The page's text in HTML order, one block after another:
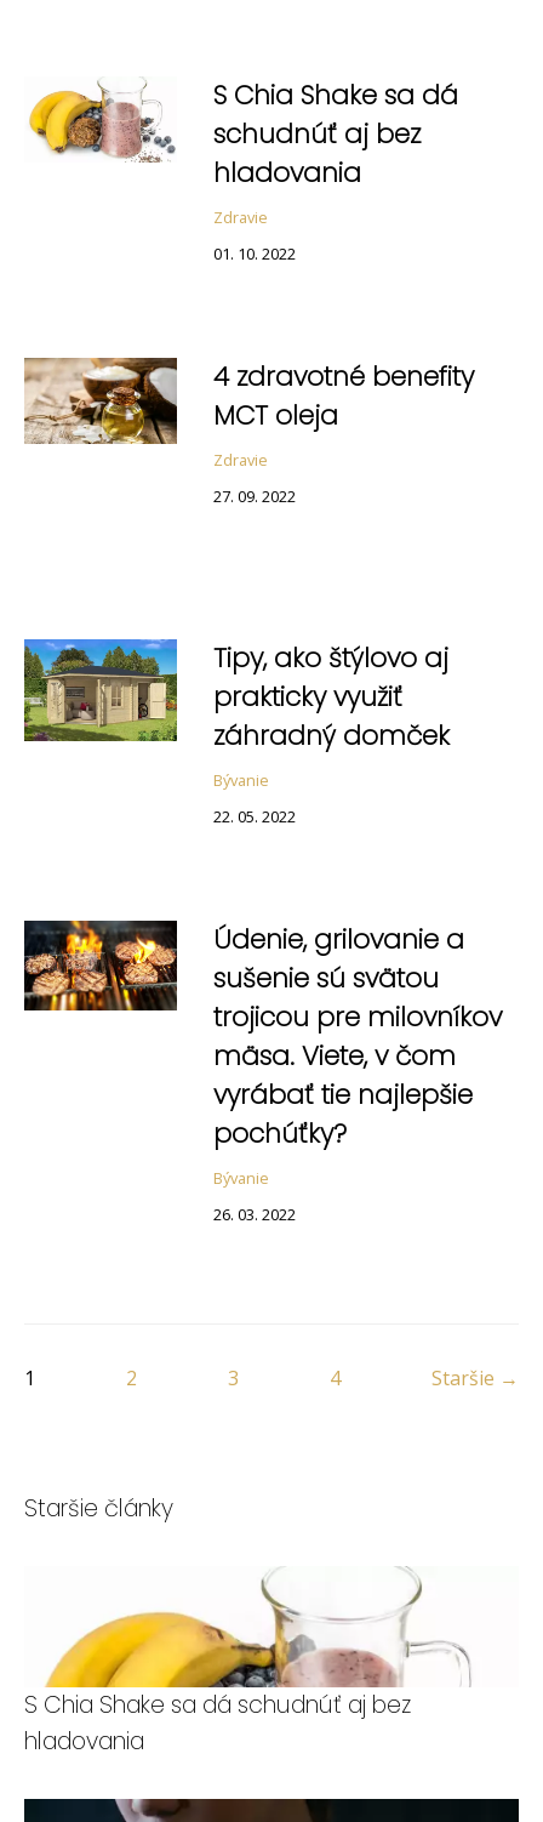
S Chia Shake sa dá
schudnúť aj bez
hladovania
Zdravie
01. 10. 2022
4 zdravotné benefity
MCT oleja
Zdravie
27. 09. 2022
Tipy, ako štýlovo aj
prakticky využiť
záhradný domček
Bývanie
22. 05. 2022
Údenie, grilovanie a
sušenie sú svätou
trojicou pre milovníkov
mäsa. Viete, v čom
vyrábať tie najlepšie
pochúťky?
Bývanie
26. 03. 2022
1 2 3 4 Staršie →
Staršie články
S Chia Shake sa dá schudnúť aj bez
hladovania